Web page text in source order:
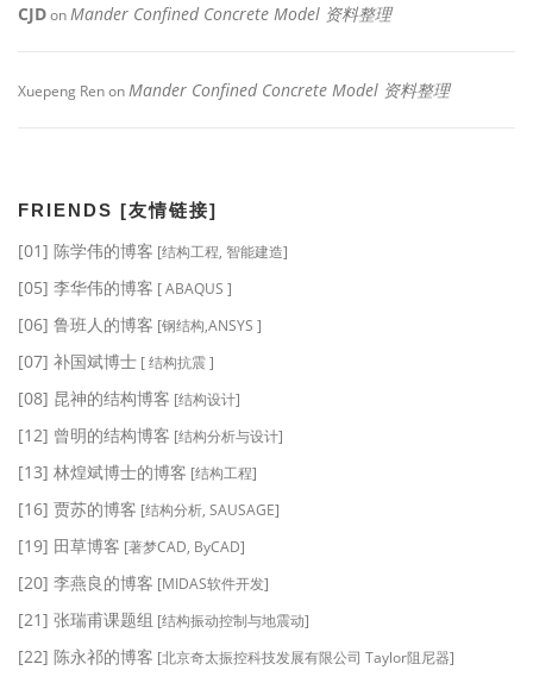
CJDon Mander Confined Concrete Model 资料整理
Xuepeng Renon Mander Confined Concrete Model 资料整理
FRIENDS [友情链接]
[01] 陈学伟的博客 [结构工程, 智能建造]
[05] 李华伟的博客 [ ABAQUS ]
[06] 鲁班人的博客 [钢结构,ANSYS ]
[07] 补国斌博士 [ 结构抗震 ]
[08] 昆神的结构博客 [结构设计]
[12] 曾明的结构博客 [结构分析与设计]
[13] 林煌斌博士的博客 [结构工程]
[16] 贾苏的博客 [结构分析, SAUSAGE]
[19] 田草博客 [著梦CAD, ByCAD]
[20] 李燕良的博客 [MIDAS软件开发]
[21] 张瑞甫课题组 [结构振动控制与地震动]
[22] 陈永祁的博客 [北京奇太振控科技发展有限公司 Taylor阻尼器]